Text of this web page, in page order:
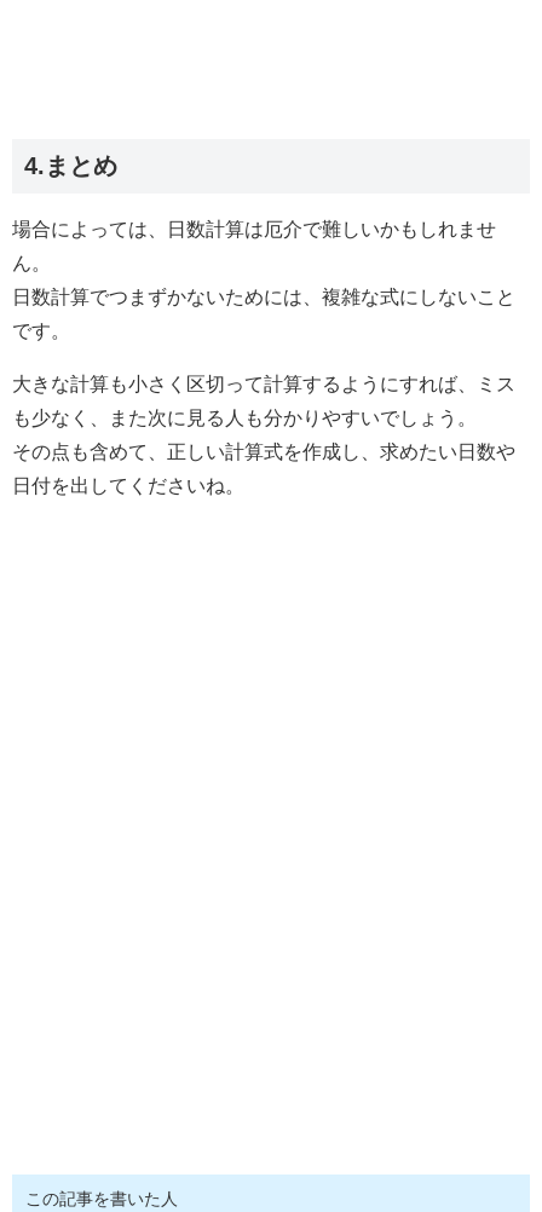
4.まとめ
場合によっては、日数計算は厄介で難しいかもしれませ
ん。
日数計算でつまずかないためには、複雑な式にしないこと
です。
大きな計算も小さく区切って計算するようにすれば、ミス
も少なく、また次に見る人も分かりやすいでしょう。
その点も含めて、正しい計算式を作成し、求めたい日数や
日付を出してくださいね。
この記事を書いた人